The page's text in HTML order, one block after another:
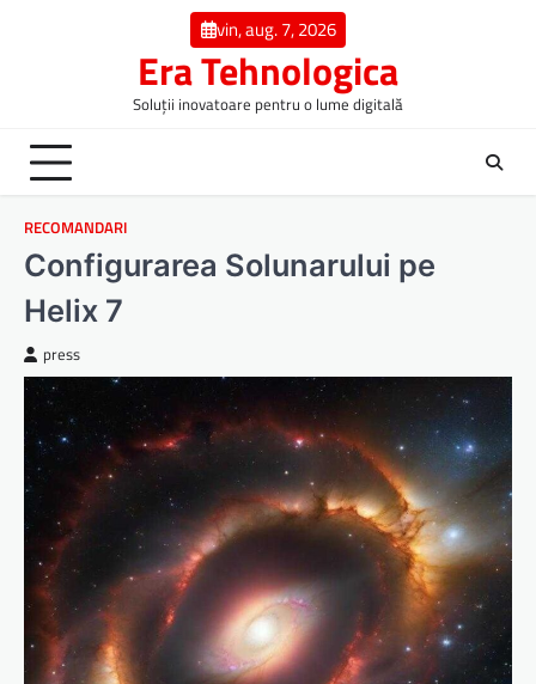
vin, aug. 7, 2026
Era Tehnologica
Soluții inovatoare pentru o lume digitală
RECOMANDARI
Configurarea Solunarului pe
Helix 7
press